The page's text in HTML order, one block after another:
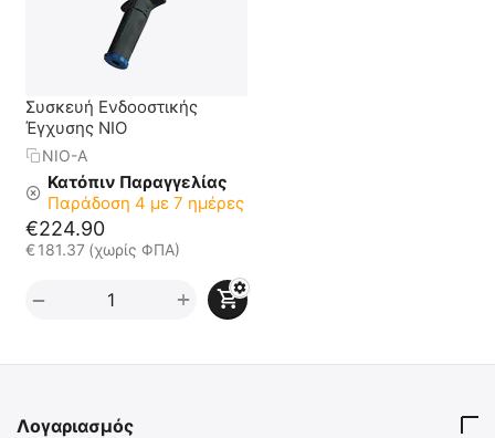
Συσκευή Ενδοοστικής
Έγχυσης NIO
NIO-A
Κατόπιν Παραγγελίας
Παράδοση 4 με 7 ημέρες
€224.90
€ 181.37 (χωρίς ΦΠΑ)
+
−
Λογαριασμός